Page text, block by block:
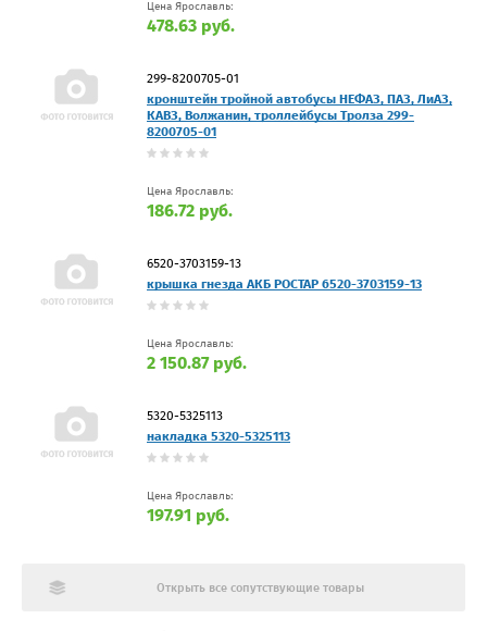
Цена Ярославль:
478.63 руб.
299-8200705-01
кронштейн тройной автобусы НЕФАЗ, ПАЗ, ЛиАЗ,
КАВЗ, Волжанин, троллейбусы Тролза 299-
8200705-01
Цена Ярославль:
186.72 руб.
6520-3703159-13
крышка гнезда АКБ РОСТАР 6520-3703159-13
Цена Ярославль:
2 150.87 руб.
5320-5325113
накладка 5320-5325113
Цена Ярославль:
197.91 руб.
Открыть все сопутствующие товары